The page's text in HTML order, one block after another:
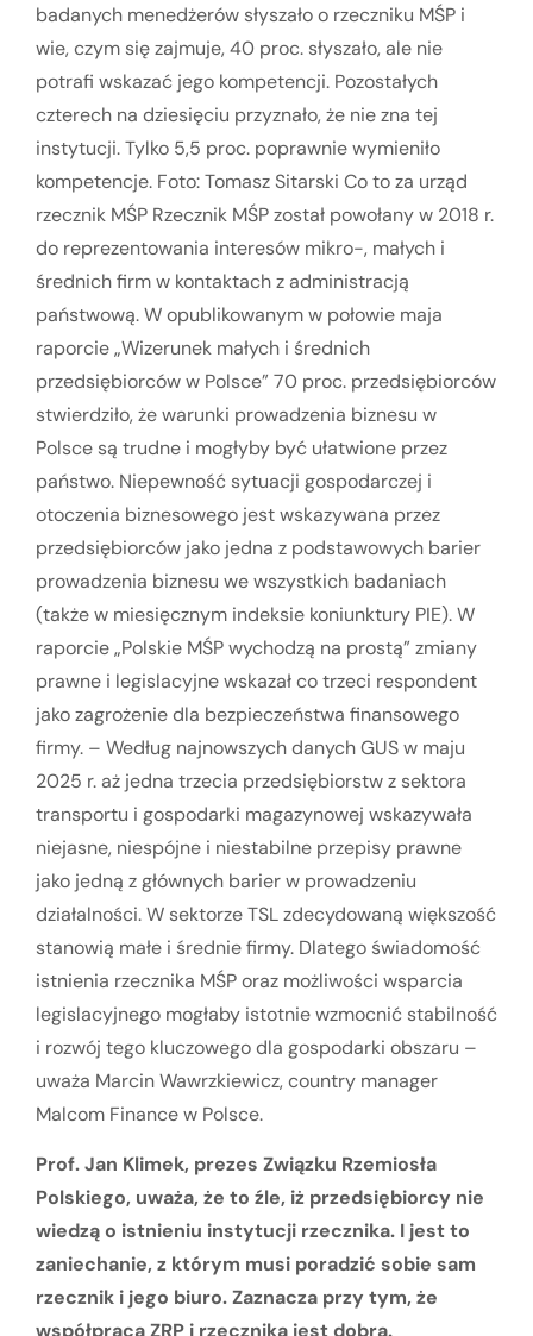
badanych menedżerów słyszało o rzeczniku MŚP i
wie, czym się zajmuje, 40 proc. słyszało, ale nie
potrafi wskazać jego kompetencji. Pozostałych
czterech na dziesięciu przyznało, że nie zna tej
instytucji. Tylko 5,5 proc. poprawnie wymieniło
kompetencje. Foto: Tomasz Sitarski Co to za urząd
rzecznik MŚP Rzecznik MŚP został powołany w 2018 r.
do reprezentowania interesów mikro-, małych i
średnich firm w kontaktach z administracją
państwową. W opublikowanym w połowie maja
raporcie „Wizerunek małych i średnich
przedsiębiorców w Polsce” 70 proc. przedsiębiorców
stwierdziło, że warunki prowadzenia biznesu w
Polsce są trudne i mogłyby być ułatwione przez
państwo. Niepewność sytuacji gospodarczej i
otoczenia biznesowego jest wskazywana przez
przedsiębiorców jako jedna z podstawowych barier
prowadzenia biznesu we wszystkich badaniach
(także w miesięcznym indeksie koniunktury PIE). W
raporcie „Polskie MŚP wychodzą na prostą” zmiany
prawne i legislacyjne wskazał co trzeci respondent
jako zagrożenie dla bezpieczeństwa finansowego
firmy. – Według najnowszych danych GUS w maju
2025 r. aż jedna trzecia przedsiębiorstw z sektora
transportu i gospodarki magazynowej wskazywała
niejasne, niespójne i niestabilne przepisy prawne
jako jedną z głównych barier w prowadzeniu
działalności. W sektorze TSL zdecydowaną większość
stanowią małe i średnie firmy. Dlatego świadomość
istnienia rzecznika MŚP oraz możliwości wsparcia
legislacyjnego mogłaby istotnie wzmocnić stabilność
i rozwój tego kluczowego dla gospodarki obszaru –
uważa Marcin Wawrzkiewicz, country manager
Malcom Finance w Polsce.
Prof. Jan Klimek, prezes Związku Rzemiosła
Polskiego, uważa, że to źle, iż przedsiębiorcy nie
wiedzą o istnieniu instytucji rzecznika. I jest to
zaniechanie, z którym musi poradzić sobie sam
rzecznik i jego biuro. Zaznacza przy tym, że